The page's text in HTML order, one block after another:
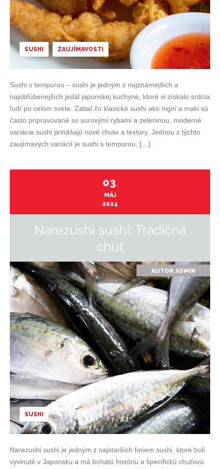
SUSHI ZAUJÍMAVOSTI
Sushi s tempurou – sushi je jedným z najznámejších a
najobľúbenejších jedál japonskej kuchyne, ktoré si získalo srdcia
ľudí po celom svete. Zatiaľ čo klasické sushi ako nigiri a maki sú
často pripravované so surovými rybami a zeleninou, moderné
variácie sushi prinášajú nové chute a textúry. Jednou z týchto
zaujímavých variácií je sushi s tempurou, […]
03.
MÁJ
2024
Narezushi sushi: Tradičná
chuť
AUTOR ADMIN
SUSHI
Narezushi sushi je jedným z najstarších foriem sushi, ktoré boli
vyvinuté v Japonsku a má bohatú históriu a špecifickú chuťovú